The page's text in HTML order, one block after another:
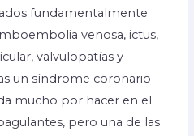
fundamentalmente
venosa, ictus,
valvulopatías y
un síndrome coronario
mucho por hacer en el
pero una de las